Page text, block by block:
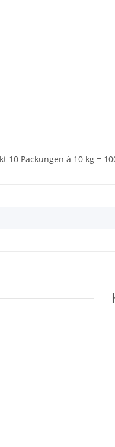
10 Packungen à 10 kg =